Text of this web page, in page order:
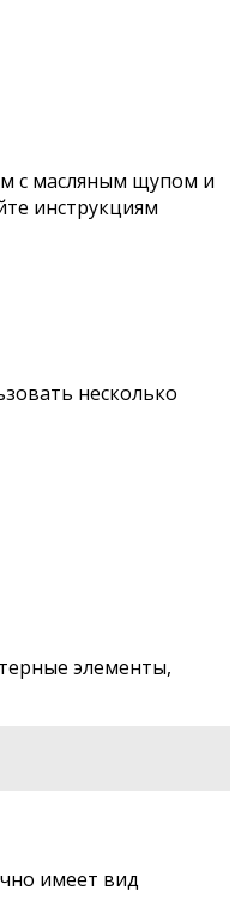
с масляным щупом и
инструкциям
несколько
элементы,
имеет вид